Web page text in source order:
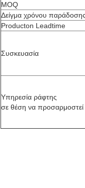
MOQ
Δείγμα χρόνου παράδοσης
Producton Leadtime
Συσκευασία
Υπηρεσία ράφτης
σε θέση να προσαρμοστεί